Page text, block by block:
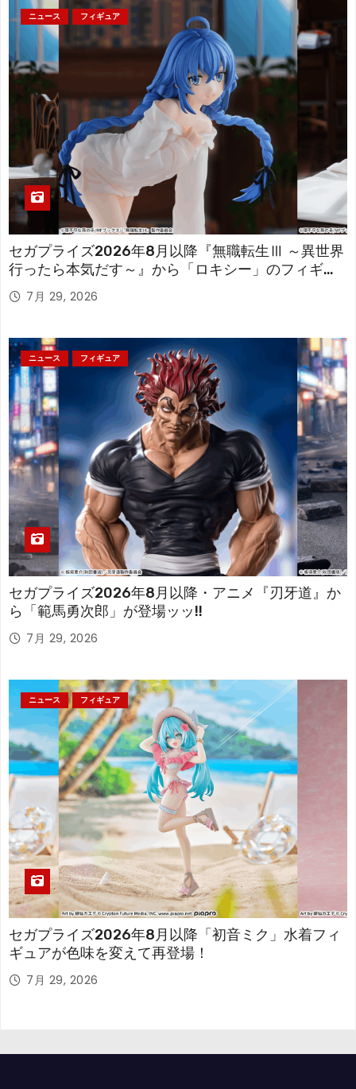
ニュース フィギュア
セガプライズ2026年8月以降『無職転生Ⅲ ～異世界
行ったら本気だす～』から「ロキシー」のフィギュ
アが登場！
7月 29, 2026
ニュース フィギュア
セガプライズ2026年8月以降・アニメ『刃牙道』か
ら「範馬勇次郎」が登場ッッ!!
7月 29, 2026
ニュース フィギュア
セガプライズ2026年8月以降「初音ミク」水着フィ
ギュアが色味を変えて再登場！
7月 29, 2026